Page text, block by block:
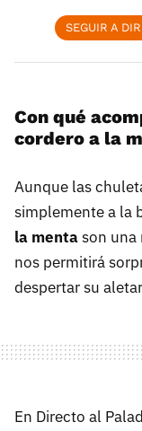
SEGUIR A
Con qué
cordero a la
Aunque las
simplemente a la
la mentason una
nos permitirá
despertar su
En Directo al